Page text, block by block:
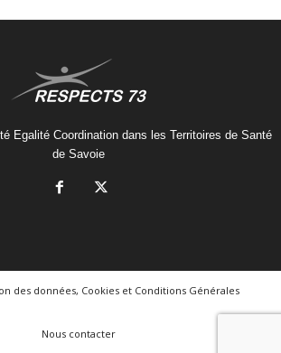
Egalité Coordination dans les Territoires de Santé
de Savoie
des données, Cookies et Conditions Générales
Nous contacter